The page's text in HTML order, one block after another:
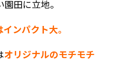
田に立地。
ンパクト大。
オリジナルのモチモチ